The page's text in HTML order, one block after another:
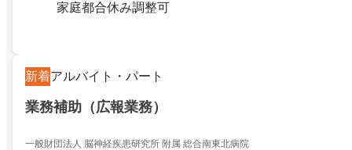
家庭都合休み調整可
新着アルバイト・パート
業務補助（広報業務）
一般財団法人 脳神経疾患研究所 附属 総合南東北病院